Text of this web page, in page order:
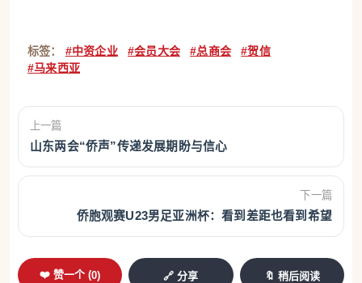
标签： #中资企业 #会员大会 #总商会
#贺信
#马来西亚
上一篇
山东两会“侨声”传递发展期盼与信心
下一篇
侨胞观赛U23男足亚洲杯：看到差距也看到希望
❤️ 赞一个 (0) 🔗 分享 🔖 稍后阅读